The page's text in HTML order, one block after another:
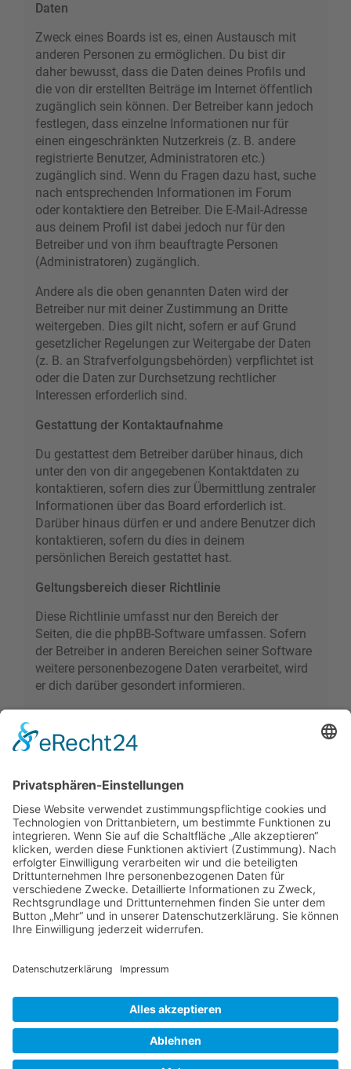
Daten
Zweck eines Boards ist es, einen Austausch mit
anderen Personen zu ermöglichen. Du bist dir
daher bewusst, dass die Daten deines Profils und
die von dir erstellten Beiträge im Internet öffentlich
zugänglich sein können. Der Betreiber kann jedoch
festlegen, dass einzelne Informationen nur für
einen eingeschränkten Nutzerkreis (z. B. andere
registrierte Benutzer, Administratoren etc.)
zugänglich sind. Wenn du Fragen dazu hast, suche
nach entsprechenden Informationen im Forum
oder kontaktiere den Betreiber. Die E-Mail-Adresse
aus deinem Profil ist dabei jedoch nur für den
Betreiber und von ihm beauftragte Personen
(Administratoren) zugänglich.
Andere als die oben genannten Daten wird der
Betreiber nur mit deiner Zustimmung an Dritte
weitergeben. Dies gilt nicht, sofern er auf Grund
gesetzlicher Regelungen zur Weitergabe der Daten
(z. B. an Strafverfolgungsbehörden) verpflichtet ist
oder die Daten zur Durchsetzung rechtlicher
Interessen erforderlich sind.
Gestattung der Kontaktaufnahme
Du gestattest dem Betreiber darüber hinaus, dich
unter den von dir angegebenen Kontaktdaten zu
kontaktieren, sofern dies zur Übermittlung zentraler
Informationen über das Board erforderlich ist.
Darüber hinaus dürfen er und andere Benutzer dich
kontaktieren, sofern du dies in deinem
persönlichen Bereich gestattet hast.
Geltungsbereich dieser Richtlinie
Diese Richtlinie umfasst nur den Bereich der
Seiten, die die phpBB-Software umfassen. Sofern
der Betreiber in anderen Bereichen seiner Software
weitere personenbezogene Daten verarbeitet, wird
er dich darüber gesondert informieren.
Der Betreiber erteilt dir auf Anfrage Auskunft,
Du kannst jederzeit die Löschung bzw. Sperrung
deiner Daten verlangen. Kontaktiere hierzu bitte
den Betreiber.
Foren-Übersicht Alle Zeiten sindUTC+02:00